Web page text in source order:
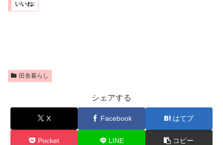
いいね:
田舎暮らし
シェアする
X Facebook はてブ
Pocket LINE コピー